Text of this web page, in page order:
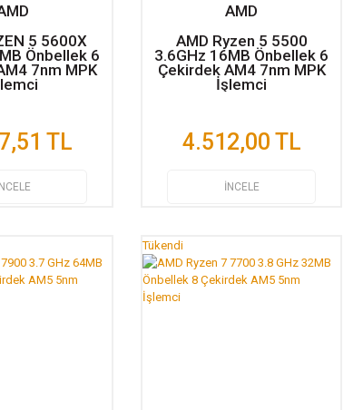
5 5600X
Önbellek 6
7nm MPK
TL
AMD
AMD Ryzen 5 5500
3.6GHz 16MB Önbellek 6
Çekirdek AM4 7nm MPK
İşlemci
4.512,00 TL
İNCELE
Tükendi